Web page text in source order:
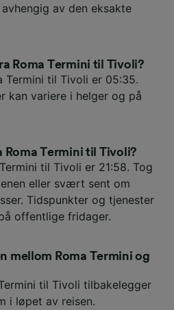
av den eksakte
Roma Termini til Tivoli?
Termini til Tivoli er 05:35.
kan variere i helger og på
Roma Termini til Tivoli?
til Tivoli er 21:58. Tog
eller svært sent om
Tidspunkter og tjenester
offentlige fridager.
mellom Roma Termini og
til Tivoli tilbakelegger
i løpet av reisen.